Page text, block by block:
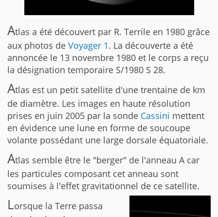
Atlas a été découvert par R. Terrile en 1980 grâce
aux photos de Voyager 1. La découverte a été
annoncée le 13 novembre 1980 et le corps a reçu
la désignation temporaire S/1980 S 28.
Atlas est un petit satellite d'une trentaine de km
de diamètre. Les images en haute résolution
prises en juin 2005 par la sonde Cassini mettent
en évidence une lune en forme de soucoupe
volante possédant une large dorsale équatoriale.
Atlas semble être le "berger" de l'anneau A car
les particules composant cet anneau sont
soumises à l'effet gravitationnel de ce satellite.
Lorsque la Terre passa